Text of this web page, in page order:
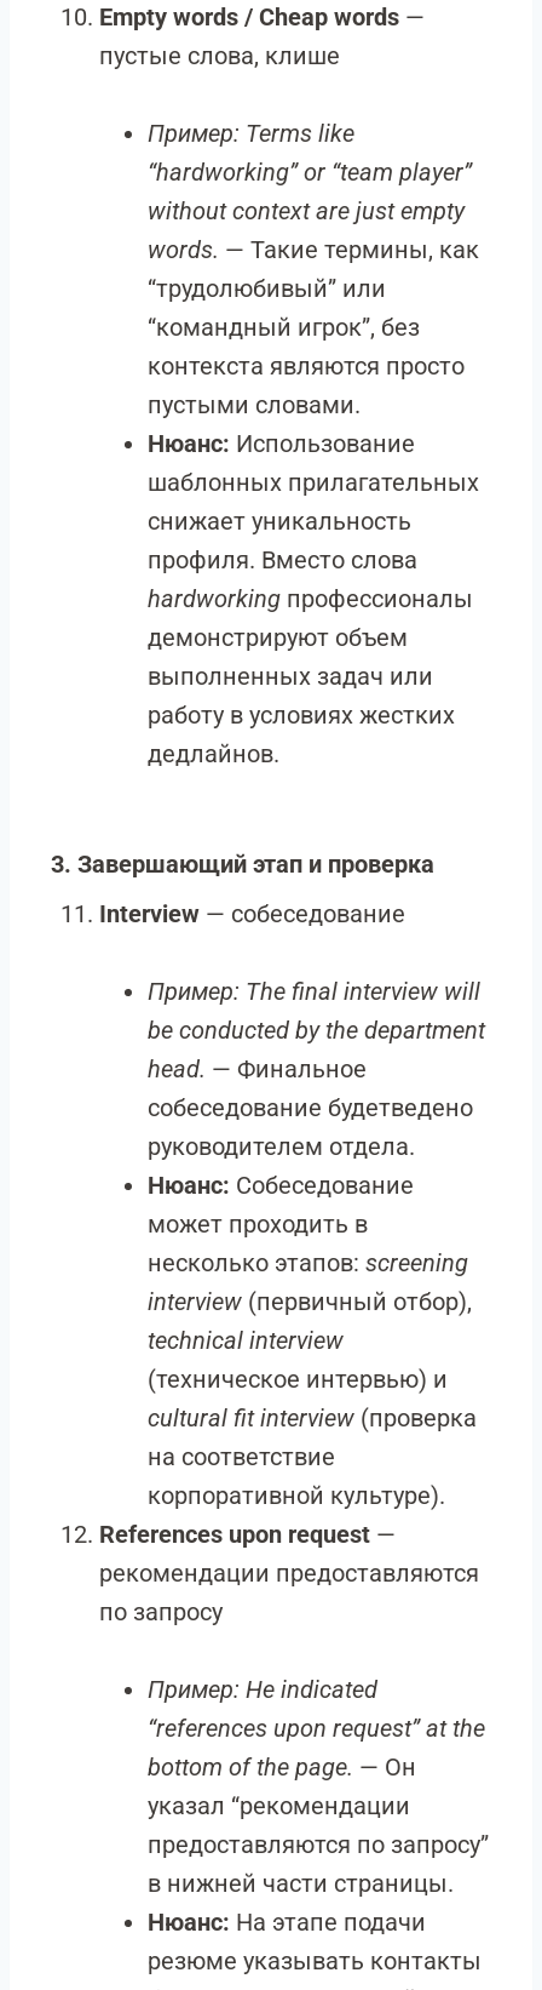
Empty words / Cheap words —
пустые слова, клише
Пример: Terms like
“hardworking” or “team player”
without context are just empty
words. — Такие термины, как
“трудолюбивый” или
“командный игрок”, без
контекста являются просто
пустыми словами.
Нюанс: Использование
шаблонных прилагательных
снижает уникальность
профиля. Вместо слова
hardworking профессионалы
демонстрируют объем
выполненных задач или
работу в условиях жестких
дедлайнов.
3. Завершающий этап и проверка
Interview — собеседование
Пример: The final interview will
be conducted by the department
head. — Финальное
собеседование будетведено
руководителем отдела.
Нюанс: Собеседование
может проходить в
несколько этапов: screening
interview (первичный отбор),
technical interview
(техническое интервью) и
cultural fit interview (проверка
на соответствие
корпоративной культуре).
References upon request —
рекомендации предоставляются
по запросу
Пример: He indicated
“references upon request” at the
bottom of the page. — Он
указал “рекомендации
предоставляются по запросу”
в нижней части страницы.
Нюанс: На этапе подачи
резюме указывать контакты